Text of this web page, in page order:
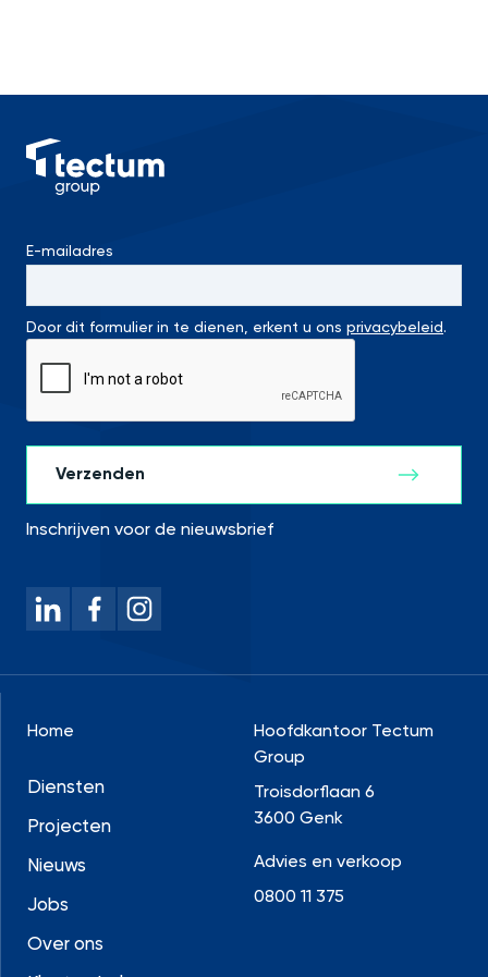
E-mailadres
Door dit formulier in te dienen, erkent u ons privacybeleid .
Inschrijven voor de nieuwsbrief
Home
Diensten
Projecten
Nieuws
Jobs
Over ons
Hoofdkantoor Tectum
Group
Troisdorflaan 6
3600 Genk
Advies en verkoop
0800 11 375